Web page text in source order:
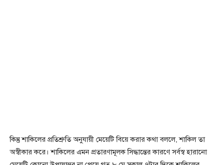
কিন্তু শাকিলের প্রতিশ্রুতি অনুযায়ী মেয়েটি বিয়ে করার কথা বললে, শাকিল তা
অস্বীকার করে। শাকিলের এমন প্রতারণামূলক সিদ্ধান্তের কারণে সর্বস্ব হারানো